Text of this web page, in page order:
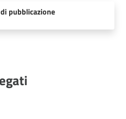
pubblicazione